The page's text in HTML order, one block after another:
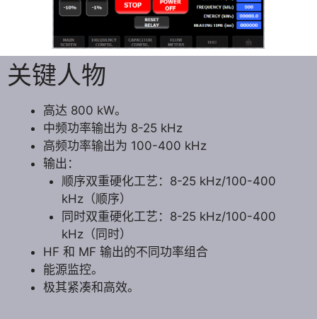
关键人物
高达 800 kW。
中频功率输出为 8-25 kHz
高频功率输出为 100-400 kHz
输出：
顺序双重硬化工艺：8-25 kHz/100-400
kHz（顺序）
同时双重硬化工艺：8-25 kHz/100-400
kHz（同时）
HF 和 MF 输出的不同功率组合
能源监控。
极其紧凑和高效。